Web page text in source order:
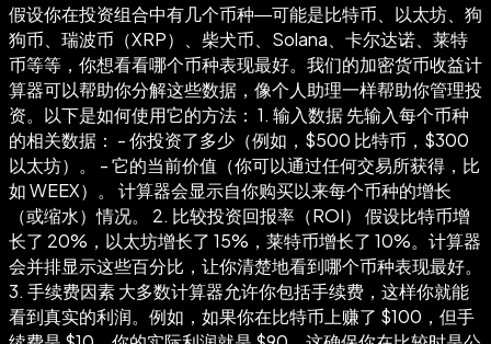
假设你在投资组合中有几个币种—可能是比特币、以太坊、狗
狗币、瑞波币（XRP）、柴犬币、Solana、卡尔达诺、莱特
币等等，你想看看哪个币种表现最好。我们的加密货币收益计
算器可以帮助你分解这些数据，像个人助理一样帮助你管理投
资。以下是如何使用它的方法： 1. 输入数据 先输入每个币种
的相关数据： - 你投资了多少（例如，$500 比特币，$300
以太坊）。 - 它的当前价值（你可以通过任何交易所获得，比
如 WEEX）。 计算器会显示自你购买以来每个币种的增长
（或缩水）情况。 2. 比较投资回报率（ROI） 假设比特币增
长了 20%，以太坊增长了 15%，莱特币增长了 10%。计算器
会并排显示这些百分比，让你清楚地看到哪个币种表现最好。
3. 手续费因素 大多数计算器允许你包括手续费，这样你就能
看到真实的利润。例如，如果你在比特币上赚了 $100，但手